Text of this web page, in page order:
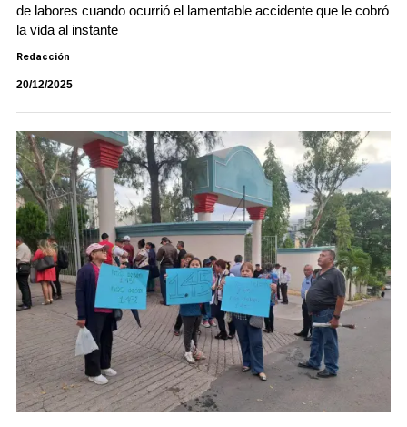
de labores cuando ocurrió el lamentable accidente que le cobró
la vida al instante
Redacción
20/12/2025